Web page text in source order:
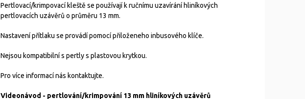
Pertlovací/krimpovací kleště se používají k ručnímu uzavírání hliníkových
pertlovacích uzávěrů o průměru 13 mm.
Nastavení přítlaku se provádí pomocí přiloženeho inbusového klíče.
Nejsou kompatibilní s pertly s plastovou krytkou.
Pro více informací nás kontaktujte.
Videonávod - pertlování/krimpování 13 mm hliníkových uzávěrů